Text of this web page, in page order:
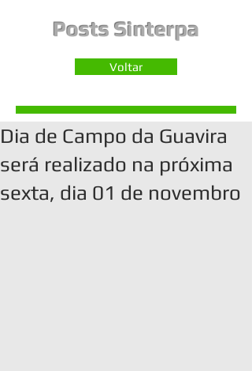
Posts Sinterpa
Voltar
Dia de Campo da Guavira
será realizado na próxima
sexta, dia 01 de novembro